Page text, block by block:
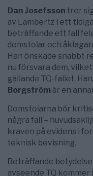
Dan Josefsson tror
av Lambertz i ett
beträffande ett fall
domstolar och
Han önskade snabbt
nu försvara dem,
gällande TQ-fallet.
Borgström är en
Domstolarna bör
några fall –
kraven på evidens i
teknisk bevisning.
Beträffande
avseende TQ